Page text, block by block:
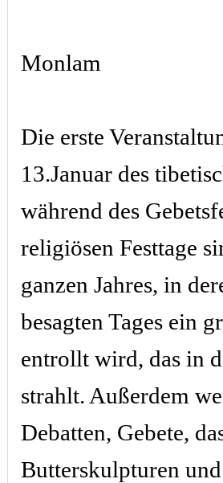
Monlam
Die erste
13.Januar des
während des
religiösen Festtage
ganzen Jahres, in
besagten Tages ein
entrollt wird, das in
strahlt. Außerdem
Debatten, Gebete,
Butterskulpturen